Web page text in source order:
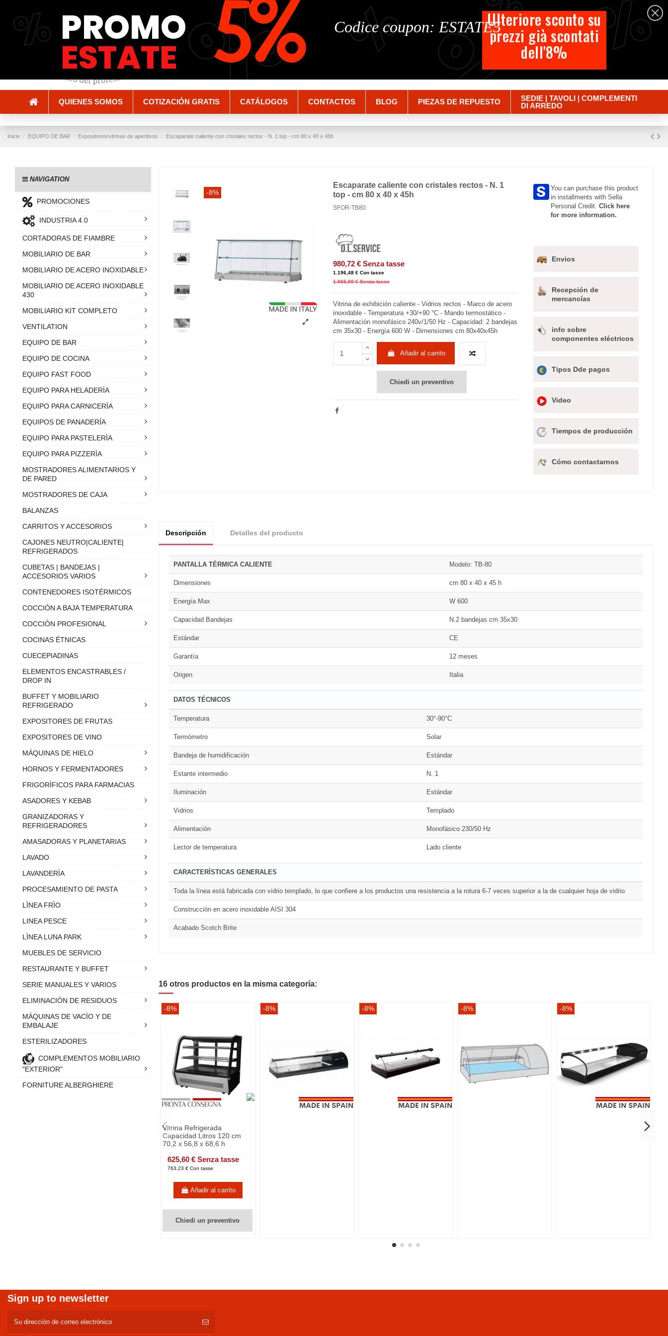
Español
Carrito
QUIENES SOMOS COTIZACIÓN GRATIS CATÁLOGOS CONTACTOS BLOG PIEZAS DE REPUESTO
SEDIE | TAVOLI | COMPLEMENTI
DI ARREDO
Inicio EQUIPO DE BAR Expositores/vitrinas de aperitivos Escaparate caliente con cristales rectos - N. 1 top - cm 80 x 40 x 45h
-8%
Escaparate caliente con cristales rectos - N. 1
top - cm 80 x 40 x 45h
SFOR-TB80
980,72 € Senza tasse
1.196,48 € Con tasse
1.066,00 € Senza tasse
Vitrina de exhibición caliente - Vidrios rectos - Marco de acero
inoxidable - Temperatura +30/+90 °C - Mando termostático -
Alimentación monofásico 240v/1/50 Hz - Capacidad: 2 bandejas
cm 35x30 - Energía 600 W - Dimensiones cm 80x40x45h
Añadir al carrito
Chiedi un preventivo
You can purchase this product
in installments with Sella
Personal Credit.Click here
for more information.
Envios
Recepción de
mercancías
info sobre
componentes eléctricos
Tipos Dde pagos
Video
Tiempos de producción
Cómo contactarnos
Descripción Detalles del producto
PANTALLA TÉRMICA CALIENTE Modelo: TB-80
Dimensiones cm 80 x 40 x 45 h
Energía Max W 600
Capacidad Bandejas N.2 bandejas cm 35x30
Estándar CE
Garantía 12 meses
Origen Italia
DATOS TÉCNICOS
Temperatura 30°-90°C
Termómetro Solar
Bandeja de humidificación Estándar
Estante intermedio N. 1
Iluminación Estándar
Vidrios Templado
Alimentación Monofásico 230/50 Hz
Lector de temperatura Lado cliente
CARACTERÍSTICAS GENERALES
Toda la línea está fabricada con vidrio templado, lo que confiere a los productos una resistencia a la rotura 6-7 veces superior a la de cualquier hoja de vidrio
Construcción en acero inoxidable AISI 304
Acabado Scotch Brite
16 otros productos en la misma categoría:
-8%
Vitrina Refrigerada
Capacidad Litros 120 cm
70,2 x 56,8 x 68,6 h
625,60 € Senza tasse
763,23 € Con tasse
Añadir al carrito
Chiedi un preventivo
-8% -8% -8% -8%
NAVIGATION
PROMOCIONES
INDUSTRIA 4.0
CORTADORAS DE FIAMBRE
MOBILIARIO DE BAR
MOBILIARIO DE ACERO INOXIDABLE
MOBILIARIO DE ACERO INOXIDABLE
430
MOBILIARIO KIT COMPLETO
VENTILATION
EQUIPO DE BAR
EQUIPO DE COCINA
EQUIPO FAST FOOD
EQUIPO PARA HELADERÌA
EQUIPO PARA CARNICERÌA
EQUIPOS DE PANADERÍA
EQUIPO PARA PASTELERÌA
EQUIPO PARA PIZZERÌA
MOSTRADORES ALIMENTARIOS Y
DE PARED
MOSTRADORES DE CAJA
BALANZAS
CARRITOS Y ACCESORIOS
CAJONES NEUTRO|CALIENTE|
REFRIGERADOS
CUBETAS | BANDEJAS |
ACCESORIOS VARIOS
CONTENEDORES ISOTÉRMICOS
COCCIÓN A BAJA TEMPERATURA
COCCIÓN PROFESIONAL
COCINAS ÉTNICAS
CUECEPIADINAS
ELEMENTOS ENCASTRABLES /
DROP IN
BUFFET Y MOBILIARIO
REFRIGERADO
EXPOSITORES DE FRUTAS
EXPOSITORES DE VINO
MÁQUINAS DE HIELO
HORNOS Y FERMENTADORES
FRIGORÌFICOS PARA FARMACIAS
ASADORES Y KEBAB
GRANIZADORAS Y
REFRIGERADORES
AMASADORAS Y PLANETARIAS
LAVADO
LAVANDERÌA
PROCESAMIENTO DE PASTA
LÌNEA FRÌO
LINEA PESCE
LÌNEA LUNA PARK
MUEBLES DE SERVICIO
RESTAURANTE Y BUFFET
SERIE MANUALES Y VARIOS
ELIMINACIÓN DE RESIDUOS
MÁQUINAS DE VACÌO Y DE
EMBALAJE
ESTERILIZADORES
COMPLEMENTOS MOBILIARIO
"EXTERIOR"
FORNITURE ALBERGHIERE
Sign up to newsletter
%
% %
%
% Ulteriore sconto su
prezzi già scontati
dell'8%
Codice coupon: ESTATE5
PROMO
ESTATE 5%